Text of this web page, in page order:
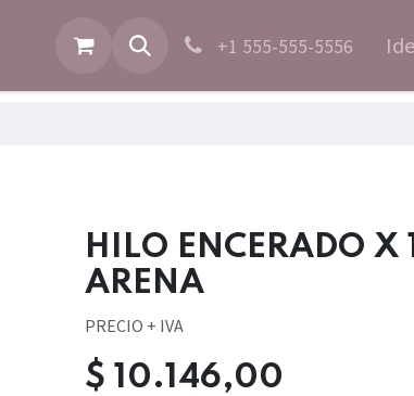
+1 555-555-5556
HILO ENCERADO X
ARENA
PRECIO + IVA
$ 10.146,00